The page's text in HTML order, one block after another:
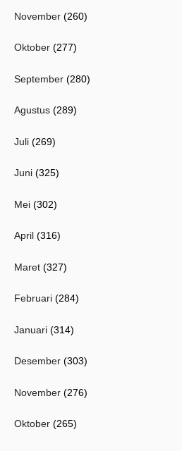
November (260)
Oktober (277)
September (280)
Agustus (289)
Juli (269)
Juni (325)
Mei (302)
April (316)
Maret (327)
Februari (284)
Januari (314)
Desember (303)
November (276)
Oktober (265)